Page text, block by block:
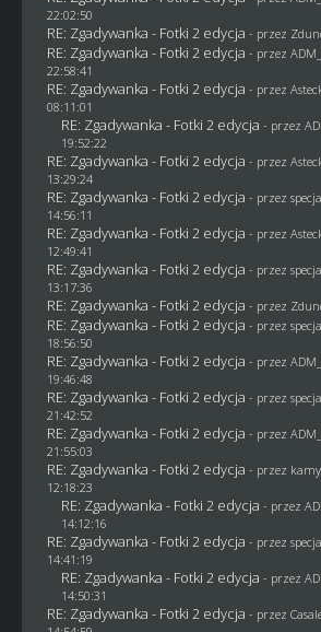
22:02:50
RE: Zgadywanka - Fotki 2 edycja - przez
RE: Zgadywanka - Fotki 2 edycja - przez
22:58:41
RE: Zgadywanka - Fotki 2 edycja - przez
08:11:01
RE: Zgadywanka - Fotki 2 edycja - przez
19:52:22
RE: Zgadywanka - Fotki 2 edycja - przez
13:29:24
RE: Zgadywanka - Fotki 2 edycja - przez
14:56:11
RE: Zgadywanka - Fotki 2 edycja - przez
12:49:41
RE: Zgadywanka - Fotki 2 edycja - przez
13:17:36
RE: Zgadywanka - Fotki 2 edycja - przez
RE: Zgadywanka - Fotki 2 edycja - przez
18:56:50
RE: Zgadywanka - Fotki 2 edycja - przez
19:46:48
RE: Zgadywanka - Fotki 2 edycja - przez
21:42:52
RE: Zgadywanka - Fotki 2 edycja - przez
21:55:03
RE: Zgadywanka - Fotki 2 edycja - przez
12:18:23
RE: Zgadywanka - Fotki 2 edycja - przez
14:12:16
RE: Zgadywanka - Fotki 2 edycja - przez
14:41:19
RE: Zgadywanka - Fotki 2 edycja - przez
14:50:31
RE: Zgadywanka - Fotki 2 edycja - przez